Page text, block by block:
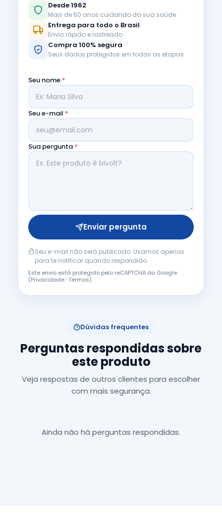
Desde 1962
Mais de 60 anos cuidando da sua saúde
Entrega para todo o Brasil
Envio rápido e rastreado
Compra 100% segura
Seus dados protegidos em todas as etapas
Seu nome *
Seu e-mail *
Sua pergunta *
Enviar pergunta
Seu e-mail não será publicado. Usamos apenas
para te notificar quando respondido.
Este envio está protegido pelo reCAPTCHA da Google
(Privacidade·Termos).
Dúvidas frequentes
Perguntas respondidas sobre
este produto
Veja respostas de outros clientes para escolher
com mais segurança.
Ainda não há perguntas respondidas.